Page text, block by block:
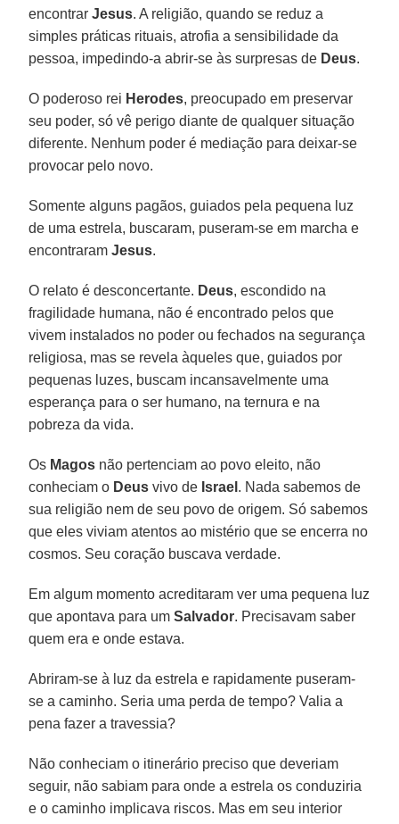
encontrarJesus. A religião, quando se reduz a
simples práticas rituais, atrofia a sensibilidade da
pessoa, impedindo-a abrir-se às surpresas de Deus.
O poderoso rei Herodes, preocupado em preservar
seu poder, só vê perigo diante de qualquer situação
diferente. Nenhum poder é mediação para deixar-se
provocar pelo novo.
Somente alguns pagãos, guiados pela pequena luz
de uma estrela, buscaram, puseram-se em marcha e
encontraramJesus.
O relato é desconcertante. Deus, escondido na
fragilidade humana, não é encontrado pelos que
vivem instalados no poder ou fechados na segurança
religiosa, mas se revela àqueles que, guiados por
pequenas luzes, buscam incansavelmente uma
esperança para o ser humano, na ternura e na
pobreza da vida.
Os Magos não pertenciam ao povo eleito, não
conheciam o Deus vivo de Israel . Nada sabemos de
sua religião nem de seu povo de origem. Só sabemos
que eles viviam atentos ao mistério que se encerra no
cosmos. Seu coração buscava verdade.
Em algum momento acreditaram ver uma pequena luz
que apontava para umSalvador. Precisavam saber
quem era e onde estava.
Abriram-se à luz da estrela e rapidamente puseram-
se a caminho. Seria uma perda de tempo? Valia a
pena fazer a travessia?
Não conheciam o itinerário preciso que deveriam
seguir, não sabiam para onde a estrela os conduziria
e o caminho implicava riscos. Mas em seu interior